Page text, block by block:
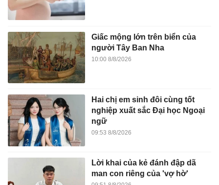
Hai chị em sinh đôi cùng tốt
nghiệp xuất sắc Đại học Ngoại
ngữ
Lời khai của kẻ đánh đập dã
man con riêng của 'vợ hờ'
09:51 8/8/2026
Giá vàng tăng, chứng khoán Mỹ